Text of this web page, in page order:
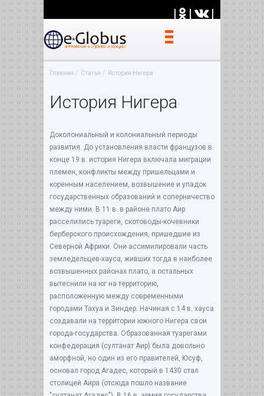
| | |
Главная Статьи История Нигера
История Нигера
Доколониальный и колониальный периоды
развития. До установления власти французов в
конце 19 в. история Нигера включала миграции
племен, конфликты между пришельцами и
коренным населением, возвышение и упадок
государственных образований и соперничество
между ними. В 11 в. в районе плато Аир
расселились туареги, скотоводы-кочевники
берберского происхождения, пришедшие из
Северной Африки. Они ассимилировали часть
земледельцев-хауса, живших тогда в наиболее
возвышенных районах плато, а остальных
вытеснили на юг на территорию,
расположенную между современными
городами Тахуа и Зиндер. Начиная с 14 в. хауса
создавали на территории южного Нигера свои
города-государства. Образованная туарегами
конфедерация (султанат Аир) была довольно
аморфной, но один из его правителей, Юсуф,
основал город Агадес, который в 1430 стал
столицей Аира (отсюда пошло название